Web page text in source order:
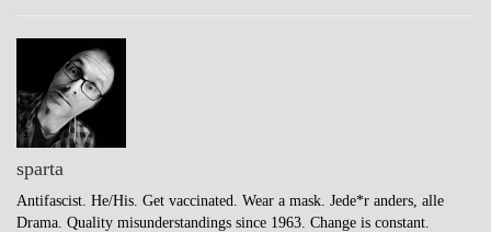
sparta
Antifascist. He/His. Get vaccinated. Wear a mask. Jede*r anders, alle
Drama. Quality misunderstandings since 1963. Change is constant.